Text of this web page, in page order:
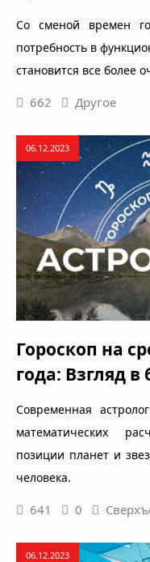
Со сменой времен
потребность в
становится все более
662 Другое
06.12.2023
Гороскоп на
года: Взгляд
Современная
математических
позиции планет и
человека.
641 0
06.12.2023